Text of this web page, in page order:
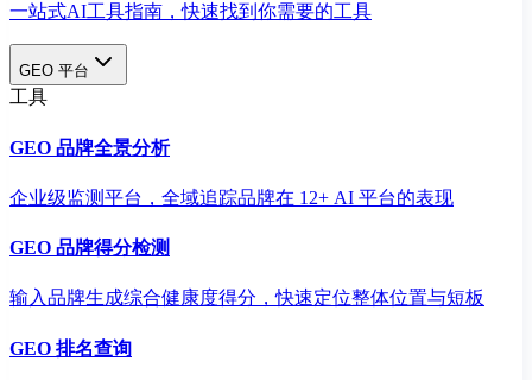
一站式AI工具指南，快速找到你需要的工具
GEO 平台
工具
GEO 品牌全景分析
企业级监测平台，全域追踪品牌在 12+ AI 平台的表现
GEO 品牌得分检测
输入品牌生成综合健康度得分，快速定位整体位置与短板
GEO 排名查询